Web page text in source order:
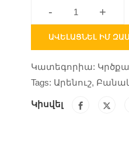
- +
ԱՎԵԼԱՑՆԵԼ ԻՄ
Կատեգորիա:
Tags: Արենուշ,
Կիսվել